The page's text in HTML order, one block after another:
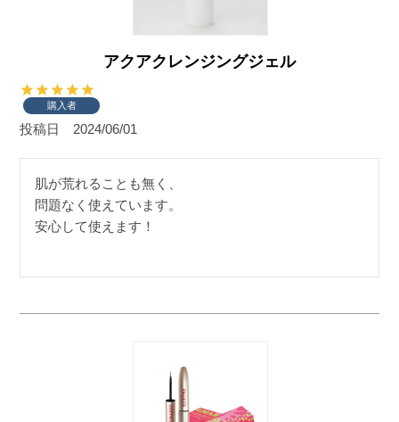
アクアクレンジングジェル
購入者
投稿日 2024/06/01
肌が荒れることも無く、
問題なく使えています。
安心して使えます！